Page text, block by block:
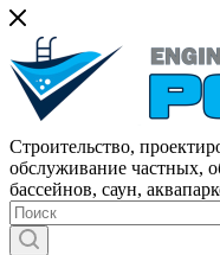
Строительство,
обслуживание частных,
бассейнов, саун,